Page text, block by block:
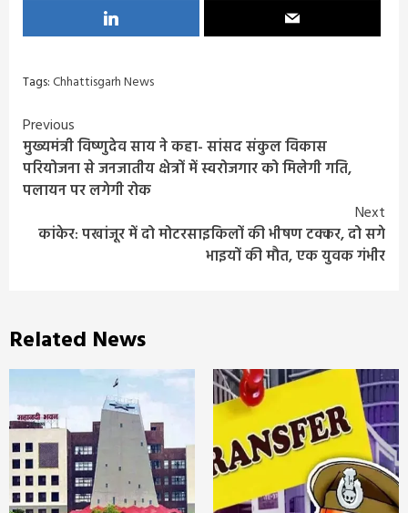
Tags:Chhattisgarh News
Continue
Reading
Previous
मुख्यमंत्री विष्णुदेव साय ने कहा- सांसद संकुल विकास
परियोजना से जनजातीय क्षेत्रों में स्वरोजगार को मिलेगी गति,
पलायन पर लगेगी रोक
Next
कांकेर: पखांजूर में दो मोटरसाइकिलों की भीषण टक्कर, दो सगे
भाइयों की मौत, एक युवक गंभीर
Related News